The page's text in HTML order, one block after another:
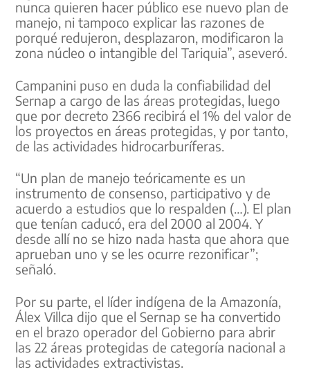
nunca quieren hacer público ese nuevo plan de
manejo, ni tampoco explicar las razones de
porqué redujeron, desplazaron, modificaron la
zona núcleo o intangible del Tariquia”, aseveró.
Campanini puso en duda la confiabilidad del
Sernap a cargo de las áreas protegidas, luego
que por decreto 2366 recibirá el 1% del valor de
los proyectos en áreas protegidas, y por tanto,
de las actividades hidrocarburíferas.
“Un plan de manejo teóricamente es un
instrumento de consenso, participativo y de
acuerdo a estudios que lo respalden (…). El plan
que tenían caducó, era del 2000 al 2004. Y
desde allí no se hizo nada hasta que ahora que
aprueban uno y se les ocurre rezonificar”;
señaló.
Por su parte, el líder indígena de la Amazonía,
Álex Villca dijo que el Sernap se ha convertido
en el brazo operador del Gobierno para abrir
las 22 áreas protegidas de categoría nacional a
las actividades extractivistas.